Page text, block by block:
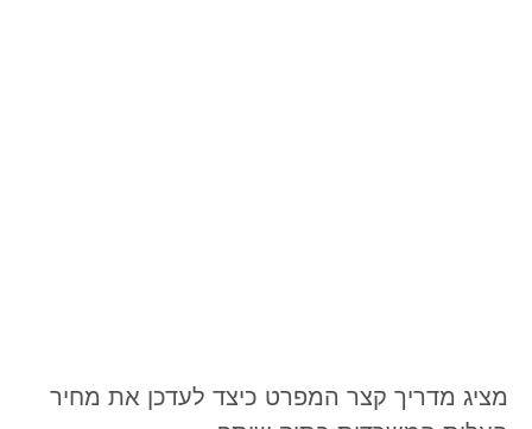
מציג מדריך קצר המפרט כיצד לעדכן את מחיר